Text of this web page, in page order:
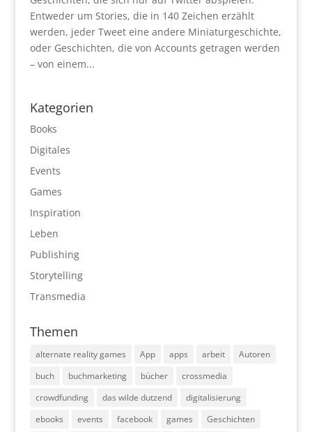
Entweder um Stories, die in 140 Zeichen erzählt
werden, jeder Tweet eine andere Miniaturgeschichte,
oder Geschichten, die von Accounts getragen werden
– von einem...
Kategorien
Books
Digitales
Events
Games
Inspiration
Leben
Publishing
Storytelling
Transmedia
Themen
alternate reality games App apps arbeit
Autoren
buch
buchmarketing bücher
crossmedia
crowdfunding
das wilde dutzend
digitalisierung
ebooks
events facebook games
Geschichten